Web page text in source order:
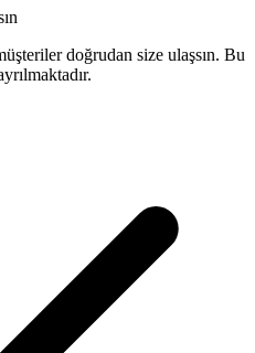
doğrudan size ulaşsın. Bu